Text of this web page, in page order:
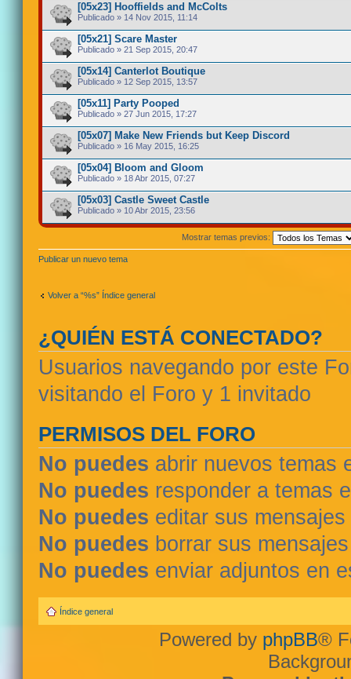
[05x23] Hooffields and McColts
Publicado » 14 Nov 2015, 11:14
[05x21] Scare Master
Publicado » 21 Sep 2015, 20:47
[05x14] Canterlot Boutique
Publicado » 12 Sep 2015, 13:57
[05x11] Party Pooped
Publicado » 27 Jun 2015, 17:27
[05x07] Make New Friends but Keep Discord
Publicado » 16 May 2015, 16:25
[05x04] Bloom and Gloom
Publicado » 18 Abr 2015, 07:27
[05x03] Castle Sweet Castle
Publicado » 10 Abr 2015, 23:56
Mostrar temas previos:
Publicar un nuevo tema
Volver a “%s” Índice general
¿QUIÉN ESTÁ CONECTADO?
Usuarios navegando por este
visitando el Foro y 1 invitado
PERMISOS DEL FORO
No puedes abrir nuevos temas
No puedes responder a temas
No puedes editar sus
No puedes borrar sus
No puedes enviar adjuntos en
Índice general
Powered by phpBB®